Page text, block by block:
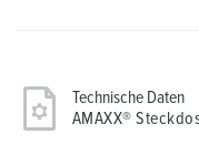
Technische Daten
AMAXX®